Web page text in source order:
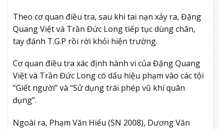
Theo cơ quan điều tra, sau khi tai nạn xảy ra, Đặng
Quang Việt và Trần Đức Long tiếp tục dùng chân,
tay đánh T.G.P rồi rời khỏi hiện trường.
Cơ quan điều tra xác định hành vi của Đặng Quang
Việt và Trần Đức Long có dấu hiệu phạm vào các tội
“Giết người” và “Sử dụng trái phép vũ khí quân
dụng”.
Ngoài ra, Phạm Văn Hiếu (SN 2008), Dương Văn